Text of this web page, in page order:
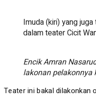
Imuda (kiri) yang
dalam teater Cicit
Encik Amran
lakonan pelakonnya
Teater ini bakal dilakonkan